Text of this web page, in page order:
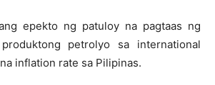
epekto ng patuloy na pagtaas ng
petrolyo sa international
inflation rate sa Pilipinas.